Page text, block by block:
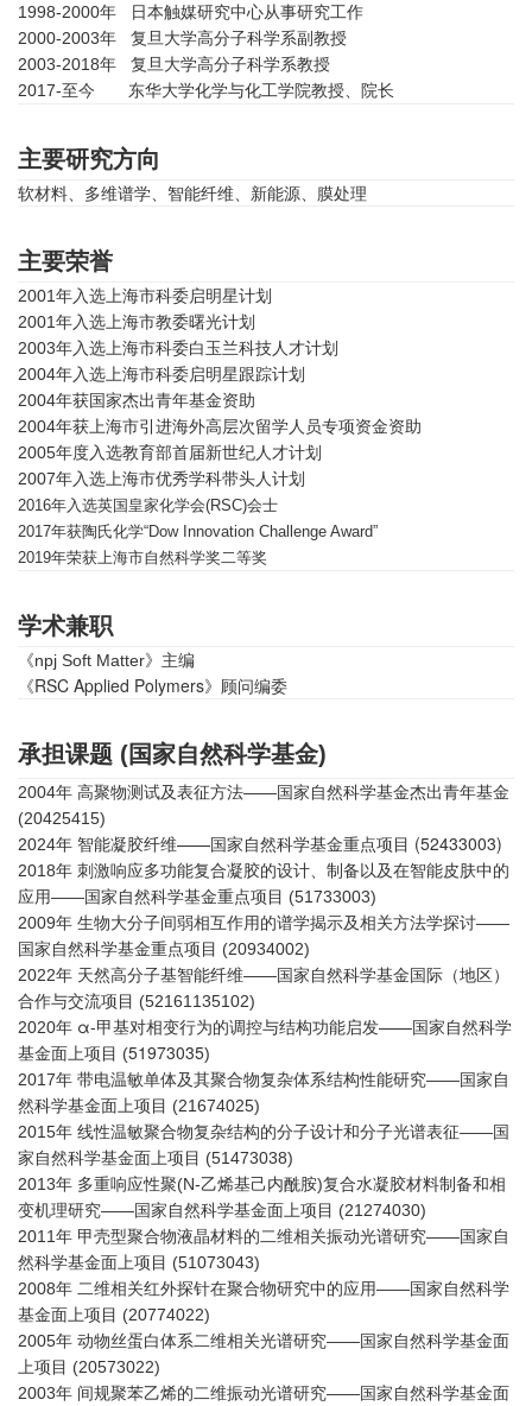
1998-2000年 日本触媒研究中心从事研究工作
2000-2003年 复旦大学高分子科学系副教授
2003-2018年 复旦大学高分子科学系教授
2017-至今 东华大学化学与化工学院教授、院长
主要研究方向
软材料、多维谱学、智能纤维、新能源、膜处理
主要荣誉
2001年入选上海市科委启明星计划
2001年入选上海市教委曙光计划
2003年入选上海市科委白玉兰科技人才计划
2004年入选上海市科委启明星跟踪计划
2004年获国家杰出青年基金资助
2004年获上海市引进海外高层次留学人员专项资金资助
2005年度入选教育部首届新世纪人才计划
2007年入选上海市优秀学科带头人计划
2016年入选英国皇家化学会(RSC)会士
2017年获陶氏化学“Dow Innovation Challenge Award”
2019年荣获上海市自然科学奖二等奖
学术兼职
《npj Soft Matter》主编
《RSC Applied Polymers》顾问编委
承担课题 (国家自然科学基金)
2004年 高聚物测试及表征方法——国家自然科学基金杰出青年基金
(20425415)
2024年 智能凝胶纤维——国家自然科学基金重点项目 (52433003)
2018年 刺激响应多功能复合凝胶的设计、制备以及在智能皮肤中的
应用——国家自然科学基金重点项目 (51733003)
2009年 生物大分子间弱相互作用的谱学揭示及相关方法学探讨——
国家自然科学基金重点项目 (20934002)
2022年 天然高分子基智能纤维——国家自然科学基金国际（地区）
合作与交流项目 (52161135102)
2020年 α-甲基对相变行为的调控与结构功能启发——国家自然科学
基金面上项目 (51973035)
2017年 带电温敏单体及其聚合物复杂体系结构性能研究——国家自
然科学基金面上项目 (21674025)
2015年 线性温敏聚合物复杂结构的分子设计和分子光谱表征——国
家自然科学基金面上项目 (51473038)
2013年 多重响应性聚(N-乙烯基己内酰胺)复合水凝胶材料制备和相
变机理研究——国家自然科学基金面上项目 (21274030)
2011年 甲壳型聚合物液晶材料的二维相关振动光谱研究——国家自
然科学基金面上项目 (51073043)
2008年 二维相关红外探针在聚合物研究中的应用——国家自然科学
基金面上项目 (20774022)
2005年 动物丝蛋白体系二维相关光谱研究——国家自然科学基金面
上项目 (20573022)
2003年 间规聚苯乙烯的二维振动光谱研究——国家自然科学基金面